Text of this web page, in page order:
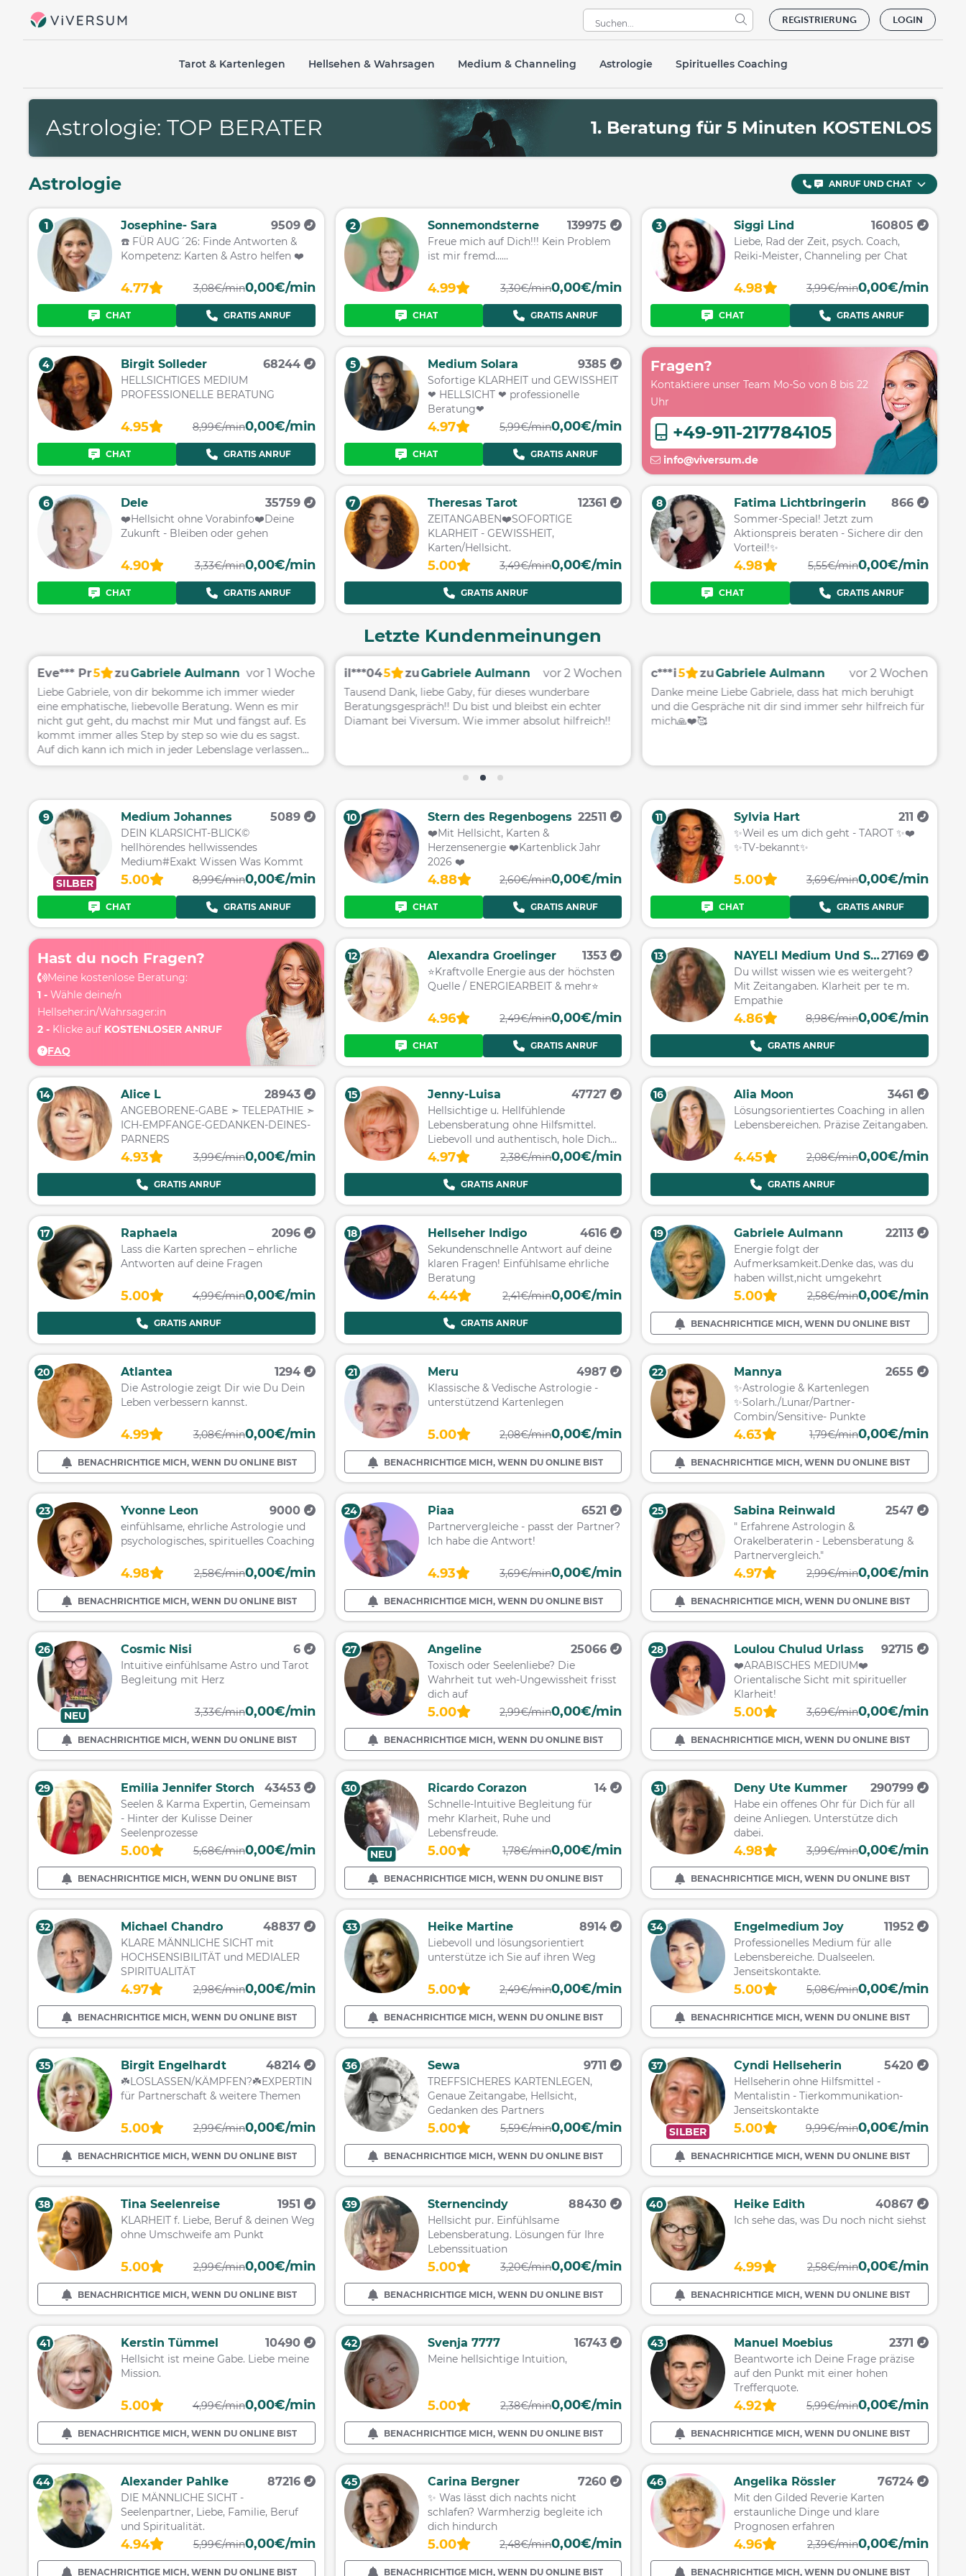
REGISTRIERUNG LOGIN
Tarot & Kartenlegen Hellsehen & Wahrsagen Medium & Channeling Astrologie Spirituelles Coaching
Astrologie: TOP BERATER 1. Beratung für 5 Minuten KOSTENLOS
Astrologie ANRUF UND CHAT
Letzte Kundenmeinungen
Eve*** Pr5 zuGabriele Aulmann vor 1 Woche
Liebe Gabriele, von dir bekomme ich immer wieder
eine emphatische, liebevolle Beratung. Wenn es mir
nicht gut geht, du machst mir Mut und fängst auf. Es
kommt immer alles Step by step so wie du es sagst.
Auf dich kann ich mich in jeder Lebenslage verlassen
und das schon seit vielen Jahren. Fühl dich gedrückt
il***045 zuGabriele Aulmann vor 2 Wochen
Tausend Dank, liebe Gaby, für dieses wunderbare
Beratungsgespräch!! Du bist und bleibst ein echter
Diamant bei Viversum. Wie immer absolut hilfreich!!
c***i5 zuGabriele Aulmann vor 2 Wochen
Danke meine Liebe Gabriele, dass hat mich beruhigt
und die Gespräche nit dir sind immer sehr hilfreich für
mich🙏❤️🥰
Fragen?
Kontaktiere unser Team Mo-So von 8 bis 22
Uhr
+49-911-217784105
info@viversum.de
Hast du noch Fragen?
Meine kostenlose Beratung:
1 - Wähle deine/n
Hellseher:in/Wahrsager:in
2 - Klicke auf KOSTENLOSER ANRUF
FAQ
1 Josephine- Sara 9509
☎️ FÜR AUG´26: Finde Antworten &
Kompetenz: Karten & Astro helfen ❤️
4.77 3,08€/min0,00€/min
CHAT GRATIS ANRUF
2 Sonnemondsterne 139975
Freue mich auf Dich!!! Kein Problem
ist mir fremd......
4.99 3,30€/min0,00€/min
CHAT GRATIS ANRUF
3 Siggi Lind 160805
Liebe, Rad der Zeit, psych. Coach,
Reiki-Meister, Channeling per Chat
4.98 3,99€/min0,00€/min
CHAT GRATIS ANRUF
4 Birgit Solleder 68244
HELLSICHTIGES MEDIUM
PROFESSIONELLE BERATUNG
4.95 8,99€/min0,00€/min
CHAT GRATIS ANRUF
5 Medium Solara 9385
Sofortige KLARHEIT und GEWISSHEIT
❤ HELLSICHT ❤ professionelle
Beratung❤
4.97 5,99€/min0,00€/min
CHAT GRATIS ANRUF
6 Dele 35759
❤️️Hellsicht ohne Vorabinfo❤️️Deine
Zukunft - Bleiben oder gehen
4.90 3,33€/min0,00€/min
CHAT GRATIS ANRUF
7 Theresas Tarot 12361
ZEITANGABEN❤️SOFORTIGE
KLARHEIT - GEWISSHEIT,
Karten/Hellsicht.
5.00 3,49€/min0,00€/min
GRATIS ANRUF
8 Fatima Lichtbringerin 866
Sommer-Special! Jetzt zum
Aktionspreis beraten - Sichere dir den
Vorteil!✨
4.98 5,55€/min0,00€/min
CHAT GRATIS ANRUF
SILBER
9 Medium Johannes 5089
DEIN KLARSICHT-BLICK©
hellhörendes hellwissendes
Medium#Exakt Wissen Was Kommt
5.00 8,99€/min0,00€/min
CHAT GRATIS ANRUF
10 Stern des Regenbogens 22511
❤️Mit Hellsicht, Karten &
Herzensenergie ❤️Kartenblick Jahr
2026 ❤️
4.88 2,60€/min0,00€/min
CHAT GRATIS ANRUF
11 Sylvia Hart 211
✨Weil es um dich geht - TAROT ✨❤️
✨TV-bekannt✨
5.00 3,69€/min0,00€/min
CHAT GRATIS ANRUF
12 Alexandra Groelinger 1353
⭐️Kraftvolle Energie aus der höchsten
Quelle / ENERGIEARBEIT & mehr⭐️
4.96 2,49€/min0,00€/min
CHAT GRATIS ANRUF
13 NAYELI Medium Und Seherin27169
Du willst wissen wie es weitergeht?
Mit Zeitangaben. Klarheit per te m.
Empathie
4.86 8,98€/min0,00€/min
GRATIS ANRUF
14 Alice L 28943
ANGEBORENE-GABE ➣ TELEPATHIE ➣
ICH-EMPFANGE-GEDANKEN-DEINES-
PARNERS
4.93 3,99€/min0,00€/min
GRATIS ANRUF
15 Jenny-Luisa 47727
Hellsichtige u. Hellfühlende
Lebensberatung ohne Hilfsmittel.
Liebevoll und authentisch, hole Dich
dort ab, wo Du stehst!
4.97 2,38€/min0,00€/min
GRATIS ANRUF
16 Alia Moon 3461
Lösungsorientiertes Coaching in allen
Lebensbereichen. Präzise Zeitangaben.
4.45 2,08€/min0,00€/min
GRATIS ANRUF
17 Raphaela 2096
Lass die Karten sprechen – ehrliche
Antworten auf deine Fragen
5.00 4,99€/min0,00€/min
GRATIS ANRUF
18 Hellseher Indigo 4616
Sekundenschnelle Antwort auf deine
klaren Fragen! Einfühlsame ehrliche
Beratung
4.44 2,41€/min0,00€/min
GRATIS ANRUF
19 Gabriele Aulmann 22113
Energie folgt der
Aufmerksamkeit.Denke das, was du
haben willst,nicht umgekehrt
5.00 2,58€/min0,00€/min
BENACHRICHTIGE MICH, WENN DU ONLINE BIST
20 Atlantea 1294
Die Astrologie zeigt Dir wie Du Dein
Leben verbessern kannst.
4.99 3,08€/min0,00€/min
BENACHRICHTIGE MICH, WENN DU ONLINE BIST
21 Meru 4987
Klassische & Vedische Astrologie -
unterstützend Kartenlegen
5.00 2,08€/min0,00€/min
BENACHRICHTIGE MICH, WENN DU ONLINE BIST
22 Mannya 2655
✨Astrologie & Kartenlegen
✨Solarh./Lunar/Partner-
Combin/Sensitive- Punkte
4.63 1,79€/min0,00€/min
BENACHRICHTIGE MICH, WENN DU ONLINE BIST
23 Yvonne Leon 9000
einfühlsame, ehrliche Astrologie und
psychologisches, spirituelles Coaching
4.98 2,58€/min0,00€/min
BENACHRICHTIGE MICH, WENN DU ONLINE BIST
24 Piaa 6521
Partnervergleiche - passt der Partner?
Ich habe die Antwort!
4.93 3,69€/min0,00€/min
BENACHRICHTIGE MICH, WENN DU ONLINE BIST
25 Sabina Reinwald 2547
" Erfahrene Astrologin &
Orakelberaterin - Lebensberatung &
Partnervergleich."
4.97 2,99€/min0,00€/min
BENACHRICHTIGE MICH, WENN DU ONLINE BIST
NEU
26 Cosmic Nisi 6
Intuitive einfühlsame Astro und Tarot
Begleitung mit Herz
3,33€/min0,00€/min
BENACHRICHTIGE MICH, WENN DU ONLINE BIST
27 Angeline 25066
Toxisch oder Seelenliebe? Die
Wahrheit tut weh-Ungewissheit frisst
dich auf
5.00 2,99€/min0,00€/min
BENACHRICHTIGE MICH, WENN DU ONLINE BIST
28 Loulou Chulud Urlass 92715
❤️ARABISCHES MEDIUM❤️
Orientalische Sicht mit spiritueller
Klarheit!
5.00 3,69€/min0,00€/min
BENACHRICHTIGE MICH, WENN DU ONLINE BIST
29 Emilia Jennifer Storch 43453
Seelen & Karma Expertin, Gemeinsam
- Hinter der Kulisse Deiner
Seelenprozesse
5.00 5,68€/min0,00€/min
BENACHRICHTIGE MICH, WENN DU ONLINE BIST
NEU
30 Ricardo Corazon 14
Schnelle-Intuitive Begleitung für
mehr Klarheit, Ruhe und
Lebensfreude.
5.00 1,78€/min0,00€/min
BENACHRICHTIGE MICH, WENN DU ONLINE BIST
31 Deny Ute Kummer 290799
Habe ein offenes Ohr für Dich für all
deine Anliegen. Unterstütze dich
dabei.
4.98 3,99€/min0,00€/min
BENACHRICHTIGE MICH, WENN DU ONLINE BIST
32 Michael Chandro 48837
KLARE MÄNNLICHE SICHT mit
HOCHSENSIBILITÄT und MEDIALER
SPIRITUALITÄT
4.97 2,98€/min0,00€/min
BENACHRICHTIGE MICH, WENN DU ONLINE BIST
33 Heike Martine 8914
Liebevoll und lösungsorientiert
unterstütze ich Sie auf ihren Weg
5.00 2,49€/min0,00€/min
BENACHRICHTIGE MICH, WENN DU ONLINE BIST
34 Engelmedium Joy 11952
Professionelles Medium für alle
Lebensbereiche. Dualseelen.
Jenseitskontakte.
5.00 5,08€/min0,00€/min
BENACHRICHTIGE MICH, WENN DU ONLINE BIST
35 Birgit Engelhardt 48214
☘️LOSLASSEN/KÄMPFEN?☘️EXPERTIN
für Partnerschaft & weitere Themen
5.00 2,99€/min0,00€/min
BENACHRICHTIGE MICH, WENN DU ONLINE BIST
36 Sewa 9711
TREFFSICHERES KARTENLEGEN,
Genaue Zeitangabe, Hellsicht,
Gedanken des Partners
5.00 5,59€/min0,00€/min
BENACHRICHTIGE MICH, WENN DU ONLINE BIST
SILBER
37 Cyndi Hellseherin 5420
Hellseherin ohne Hilfsmittel -
Mentalistin - Tierkommunikation-
Jenseitskontakte
5.00 9,99€/min0,00€/min
BENACHRICHTIGE MICH, WENN DU ONLINE BIST
38 Tina Seelenreise 1951
KLARHEIT f. Liebe, Beruf & deinen Weg
ohne Umschweife am Punkt
5.00 2,99€/min0,00€/min
BENACHRICHTIGE MICH, WENN DU ONLINE BIST
39 Sternencindy 88430
Hellsicht pur. Einfühlsame
Lebensberatung. Lösungen für Ihre
Lebenssituation
5.00 3,20€/min0,00€/min
BENACHRICHTIGE MICH, WENN DU ONLINE BIST
40 Heike Edith 40867
Ich sehe das, was Du noch nicht siehst
4.99 2,58€/min0,00€/min
BENACHRICHTIGE MICH, WENN DU ONLINE BIST
41 Kerstin Tümmel 10490
Hellsicht ist meine Gabe. Liebe meine
Mission.
5.00 4,99€/min0,00€/min
BENACHRICHTIGE MICH, WENN DU ONLINE BIST
42 Svenja 7777 16743
Meine hellsichtige Intuition,
5.00 2,38€/min0,00€/min
BENACHRICHTIGE MICH, WENN DU ONLINE BIST
43 Manuel Moebius 2371
Beantworte ich Deine Frage präzise
auf den Punkt mit einer hohen
Trefferquote.
4.92 5,99€/min0,00€/min
BENACHRICHTIGE MICH, WENN DU ONLINE BIST
44 Alexander Pahlke 87216
DIE MÄNNLICHE SICHT -
Seelenpartner, Liebe, Familie, Beruf
und Spiritualität.
4.94 5,99€/min0,00€/min
BENACHRICHTIGE MICH, WENN DU ONLINE BIST
45 Carina Bergner 7260
✨ Was lässt dich nachts nicht
schlafen? Warmherzig begleite ich
dich hindurch
5.00 2,48€/min0,00€/min
BENACHRICHTIGE MICH, WENN DU ONLINE BIST
46 Angelika Rössler 76724
Mit den Gilded Reverie Karten
erstaunliche Dinge und klare
Prognosen erfahren
4.96 2,39€/min0,00€/min
BENACHRICHTIGE MICH, WENN DU ONLINE BIST